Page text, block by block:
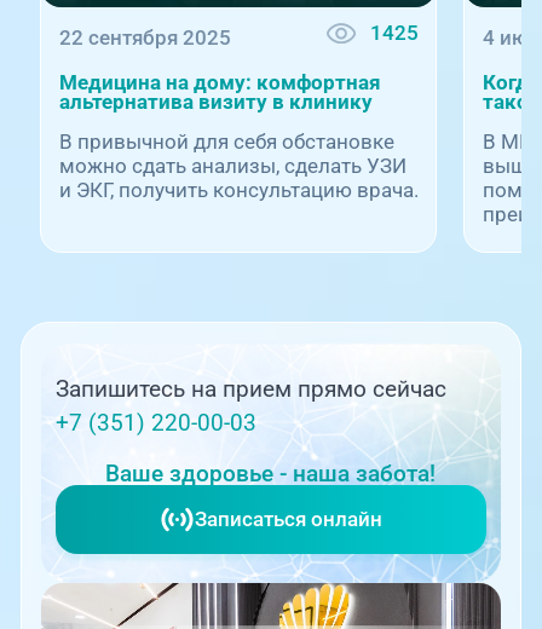
22 сентября 2025 1425
Медицина на дому: комфортная
альтернатива визиту в клинику
В привычной для себя обстановке
можно сдать анализы, сделать УЗИ
и ЭКГ, получить консультацию врача.
4
В МЦ
Запишитесь на прием прямо сейчас
+7 (351) 220-00-03
Ваше здоровье - наша забота!
Записаться онлайн